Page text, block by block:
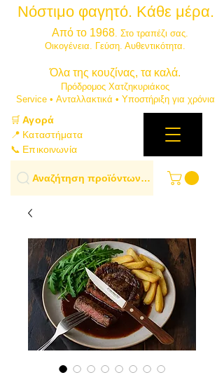
Νόστιμο φαγητό. Κάθε μέρα.
Από το 1968. Στο τραπέζι σας.
​Οικογένεια. Γεύση. Αυθεντικότητα.
​Όλα της κουζίνας, τα καλά.
Πρόδρομος Χατζηκυριάκος
​Service • Ανταλλακτικά • Υποστήριξη για χρόνια
🛒Αγορά
📍 Καταστήματα
📞 Επικοινωνία
Αναζήτηση προϊόντων…